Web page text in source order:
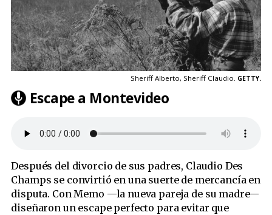
Sheriff Alberto, Sheriff Claudio. GETTY.
Escape a Montevideo
Después del divorcio de sus padres, Claudio Des
Champs se convirtió en una suerte de mercancía en
disputa. Con Memo —la nueva pareja de su madre—
diseñaron un escape perfecto para evitar que